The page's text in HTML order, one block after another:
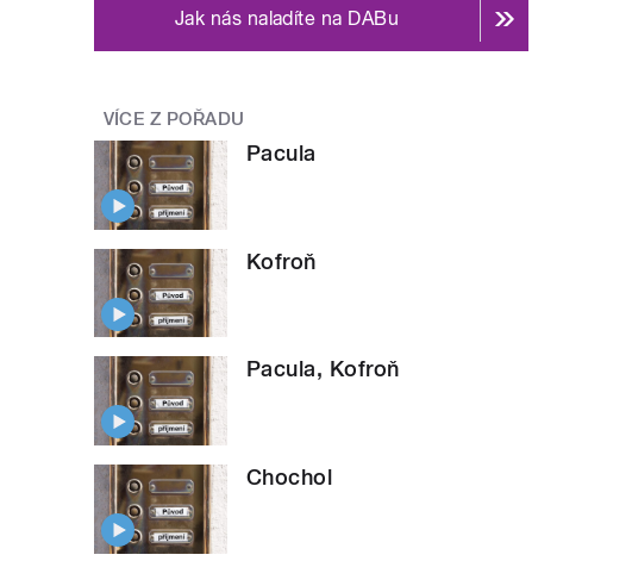
Jak nás naladíte na DABu
VÍCE Z POŘADU
Pacula
Kofroň
Pacula, Kofroň
Chochol